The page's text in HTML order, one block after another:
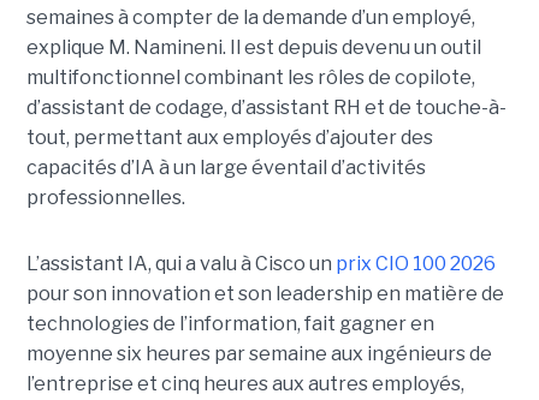
semaines à compter de la demande d’un employé,
explique M. Namineni. Il est depuis devenu un outil
multifonctionnel combinant les rôles de copilote,
d’assistant de codage, d’assistant RH et de touche-à-
tout, permettant aux employés d’ajouter des
capacités d’IA à un large éventail d’activités
professionnelles.
L’assistant IA, qui a valu à Cisco un prix CIO 100 2026
pour son innovation et son leadership en matière de
technologies de l’information, fait gagner en
moyenne six heures par semaine aux ingénieurs de
l’entreprise et cinq heures aux autres employés,